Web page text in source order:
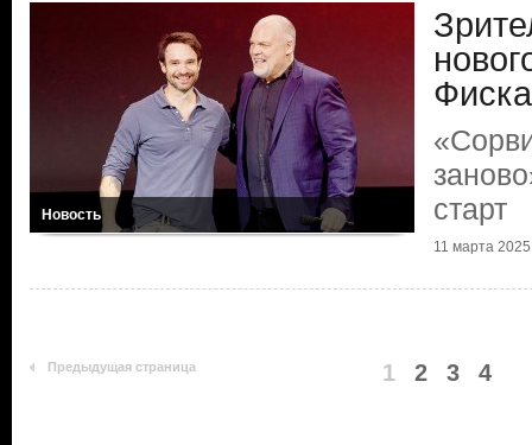
Новость
Фиска
старт
11 марта 2025
Предыдущая страница 1 2 3 4